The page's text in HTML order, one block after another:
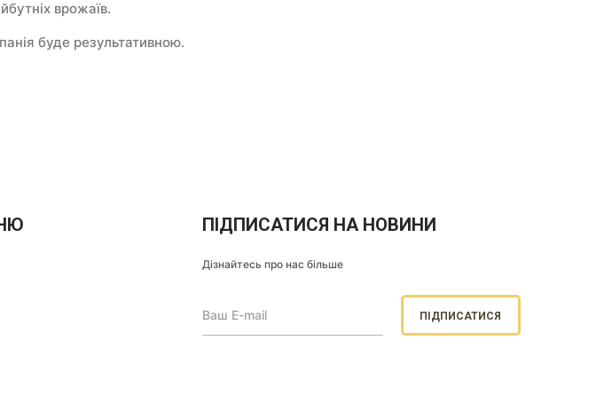
врожаїв.
буде результативною.
ПІДПИСАТИСЯ НА НОВИНИ
Дізнайтесь про нас більше
ПІДПИСАТИСЯ